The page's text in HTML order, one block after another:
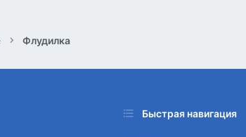
Флудилка
Быстрая навигация